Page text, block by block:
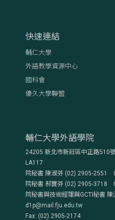
快速連結
輔仁大學
外語教學資源中心
國科會
優久大學聯盟
輔仁大學外語學院
24205 新北市新莊區中正路510
LA117
院秘書 陳淑芬 (02) 2905-2551
院秘書 郝寶芬 (02) 2905-3718
院秘書與技術經理與GCTI秘書
d1p@mail.fju.edu.tw
Fax: (02) 2905-2174